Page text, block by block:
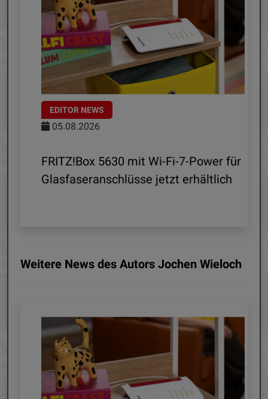
EDITOR NEWS
05.08.2026
FRITZ!Box 5630 mit Wi-Fi-7-Power für
Glasfaseranschlüsse jetzt erhältlich
Weitere News des Autors Jochen Wieloch